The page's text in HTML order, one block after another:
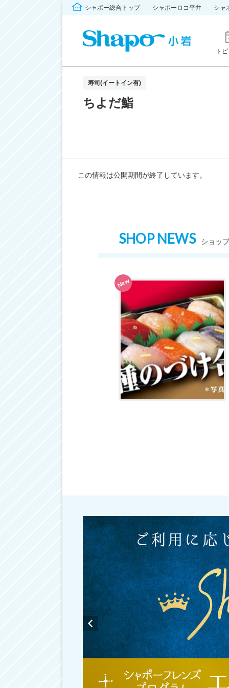
シャポー総合トップ シャポーロコ平井 シャ
ト
寿司(イートイン有)
ちよだ鮨
この情報は公開期間が終了しています。
SHOP NEWS ショッ
New